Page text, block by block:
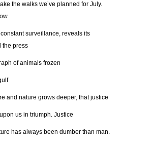
the walks we’ve planned for July.
surveillance, reveals its
the press
of animals frozen
and nature grows deeper, that justice
us in triumph. Justice
has always been dumber than man.